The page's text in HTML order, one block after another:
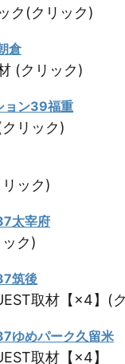
ク(クリック)
倉
(クリック)
ョン39福重
リック)
ック)
太宰府
ク)
筑後
取材【×4】(
ゆめパーク久留米
取材【×4】